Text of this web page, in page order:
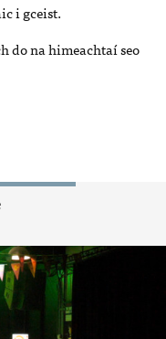
i gceist.
do na himeachtaí seo